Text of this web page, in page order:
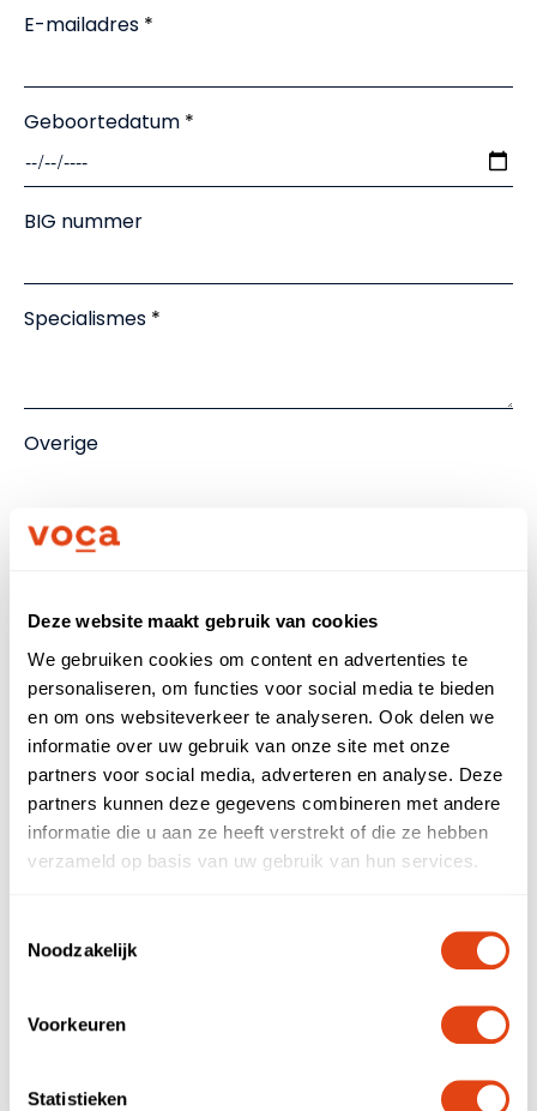
Deze website maakt gebruik van cookies
We gebruiken cookies om content en advertenties te
personaliseren, om functies voor social media te bieden
en om ons websiteverkeer te analyseren. Ook delen we
informatie over uw gebruik van onze site met onze
partners voor social media, adverteren en analyse. Deze
partners kunnen deze gegevens combineren met andere
informatie die u aan ze heeft verstrekt of die ze hebben
verzameld op basis van uw gebruik van hun services.
Noodzakelijk
Voorkeuren
Statistieken
E-mailadres
Geboortedatum
BIG nummer
Specialismes
Overige
Verstuur
Voor vragen over het platform, hoe wij te werk